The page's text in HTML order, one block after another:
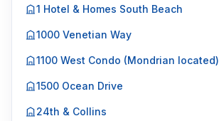
1 Hotel & Homes South Beach
1000 Venetian Way
1100 West Condo (Mondrian located)
1500 Ocean Drive
24th & Collins